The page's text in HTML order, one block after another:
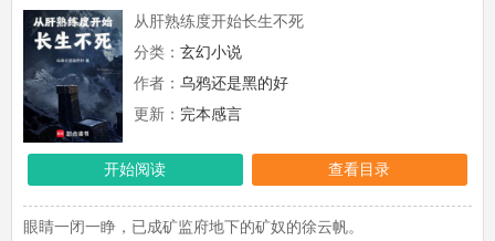
从肝熟练度开始长生不死
分类：玄幻小说
作者：乌鸦还是黑的好
更新： 完本感言
开始阅读 查看目录
眼睛一闭一睁，已成矿监府地下的矿奴的徐云帆。